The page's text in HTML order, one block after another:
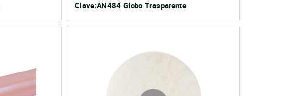
Clave:AN484 Globo Trasparente